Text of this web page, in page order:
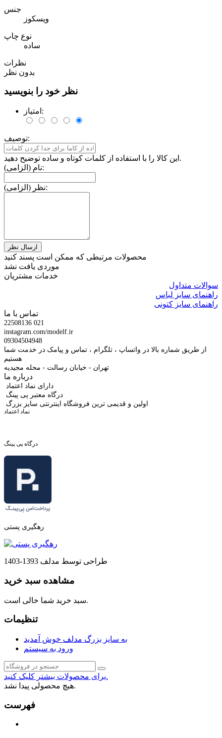
جنس
ویسکوز
نوع چاپ
ساده
نظرات
بدون نظر
نظر خود را بنویسید
امتیاز:
توصیف:
این کالا را با استفاده از کلمات کوتاه و ساده توضیح دهید.
نام (الزامی):
نظر (الزامی):
محصولات مرتبطی که ممکن است پسند کنید
موردی یافت نشد
خدمات مشتریان
سوالات متداول
راهنمای سایز لباس
راهنمای سایز کتونی
تماس با ما
22508136 021
instagram.com/modelf.ir
09304504948
از طریق شماره بالا در واتساپ ، تلگرام ، تماس و پیامک در خدمت شما
هستیم
تهران - خیابان رسالت - محله مجیدیه
درباره ما
دارای نماد اعتماد
درگاه معتبر پی پینگ
اولین و قدیمی ترین فروشگاه اینترنتی سایز بزرگ
نماد اعتماد
درگاه پی پینگ
رهگیری پستی
طراحی توسط مدلف 1393-1403
مشاهده سبد خرید
سبد خرید شما خالی است.
تنظیمات
به سایز بزرگ مدلف خوش آمدید
ورود به سیستم
برای محصولات بیشتر کلیک کنید.
هیچ محصولی پیدا نشد.
فهرست